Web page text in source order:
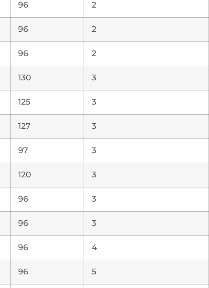
96 2
96 2
96 2
130 3
125 3
127 3
97 3
120 3
96 3
96 3
96 4
96 5